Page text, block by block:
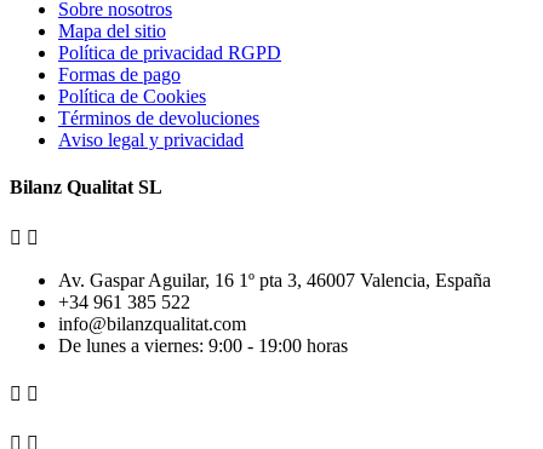
Sobre nosotros
Mapa del sitio
Política de privacidad RGPD
Formas de pago
Política de Cookies
Términos de devoluciones
Aviso legal y privacidad
Bilanz Qualitat SL
 
Av. Gaspar Aguilar, 16 1º pta 3, 46007 Valencia, España
+34 961 385 522
info@bilanzqualitat.com
De lunes a viernes: 9:00 - 19:00 horas
 
 